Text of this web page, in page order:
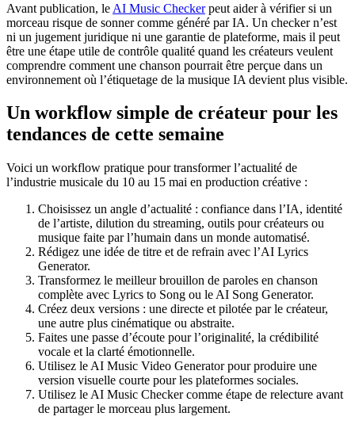
Avant publication, le AI Music Checkerpeut aider à vérifier si un
morceau risque de sonner comme généré par IA. Un checker n’est
ni un jugement juridique ni une garantie de plateforme, mais il peut
être une étape utile de contrôle qualité quand les créateurs veulent
comprendre comment une chanson pourrait être perçue dans un
environnement où l’étiquetage de la musique IA devient plus visible.
Un workflow simple de créateur pour les
tendances de cette semaine
Voici un workflow pratique pour transformer l’actualité de
l’industrie musicale du 10 au 15 mai en production créative :
Choisissez un angle d’actualité : confiance dans l’IA, identité
de l’artiste, dilution du streaming, outils pour créateurs ou
musique faite par l’humain dans un monde automatisé.
Rédigez une idée de titre et de refrain avec l’AI Lyrics
Generator.
Transformez le meilleur brouillon de paroles en chanson
complète avec Lyrics to Song ou le AI Song Generator.
Créez deux versions : une directe et pilotée par le créateur,
une autre plus cinématique ou abstraite.
Faites une passe d’écoute pour l’originalité, la crédibilité
vocale et la clarté émotionnelle.
Utilisez le AI Music Video Generator pour produire une
version visuelle courte pour les plateformes sociales.
Utilisez le AI Music Checker comme étape de relecture avant
de partager le morceau plus largement.